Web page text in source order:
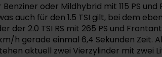
oder Mildhybrid mit 115 PS
auch für den 1.5 TSI gilt, bei dem
2.0 TSI RS mit 265 PS und
h gerade einmal 6,4 Sekunden Zeit.
aktuell zwei Vierzylinder mit zwei